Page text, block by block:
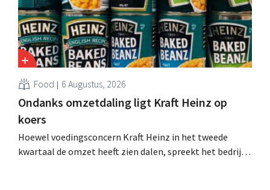
Food 6 Augustus, 2026
Ondanks omzetdaling ligt Kraft Heinz op
koers
Hoewel voedingsconcern Kraft Heinz in het tweede
kwartaal de omzet heeft zien dalen, spreekt het bedrijf